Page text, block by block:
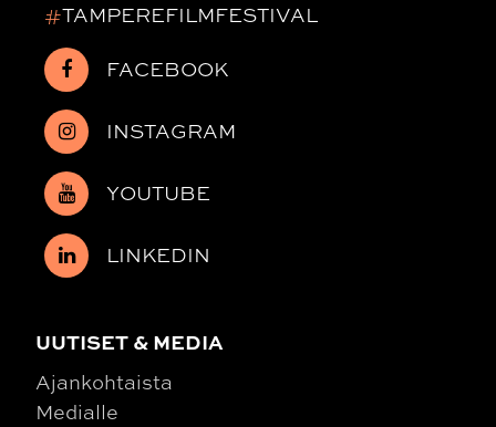
#TAMPEREFILMFESTIVAL
FACEBOOK
INSTAGRAM
YOUTUBE
LINKEDIN
UUTISET & MEDIA
Ajankohtaista
Medialle